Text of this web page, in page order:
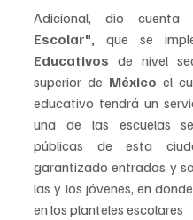
Adicional, dio cuenta
Escolar", que se
Educativos de nivel
superior de México el
educativo tendrá un
una de las escuelas
públicas de esta
garantizado entradas y
las y los jóvenes, en
en los planteles escolares